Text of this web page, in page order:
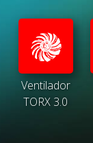
Ventilador
TORX 3.0